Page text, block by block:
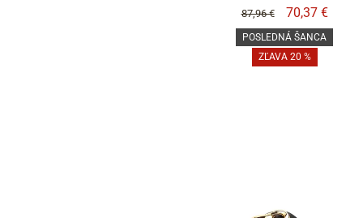
87,96 € 70,37 €
POSLEDNÁ ŠANCA
ZĽAVA 20 %